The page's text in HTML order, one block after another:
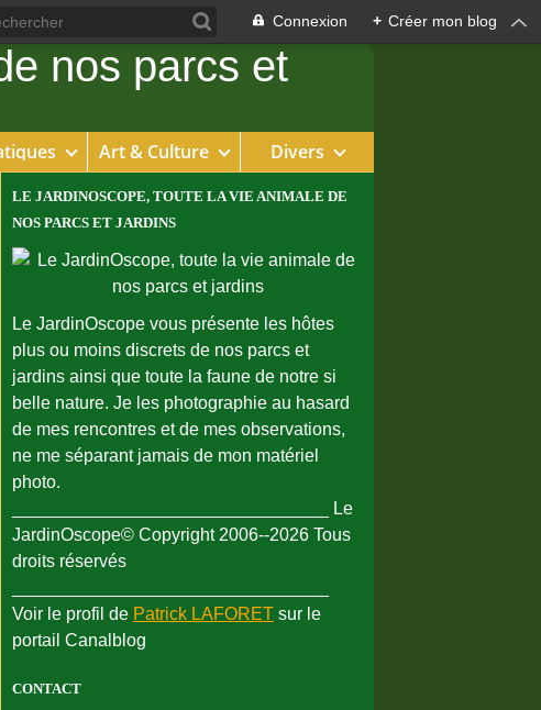
Connexion + Créer mon blog
Art & Culture Divers
LE JARDINOSCOPE, TOUTE LA VIE ANIMALE DE
NOS PARCS ET JARDINS
Le JardinOscope vous présente les hôtes
plus ou moins discrets de nos parcs et
jardins ainsi que toute la faune de notre si
belle nature. Je les photographie au hasard
de mes rencontres et de mes observations,
ne me séparant jamais de mon matériel
photo.
________________________________ Le
JardinOscope© Copyright 2006--2026 Tous
droits réservés
Voir le profil de Patrick LAFORET sur le
portail Canalblog
CONTACT